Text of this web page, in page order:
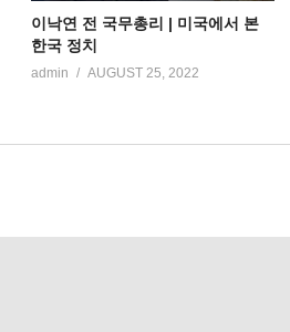
이낙연 전 국무총리 | 미국에서 본
한국 정치
admin AUGUST 25, 2022